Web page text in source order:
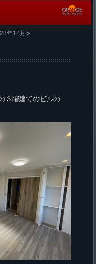
年12月 »
３階建てのビルの